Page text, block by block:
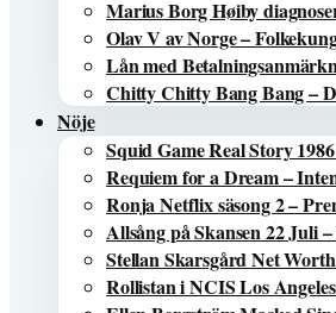
Marius Borg Høiby
Olav V av Norge –
Lån med
Chitty Chitty Bang Bang –
Nöje
Squid Game Real Story
Requiem for a Dream –
Ronja Netflix säsong 2 –
Allsång på Skansen 22 Juli
Stellan Skarsgård Net
Rollistan i NCIS Los